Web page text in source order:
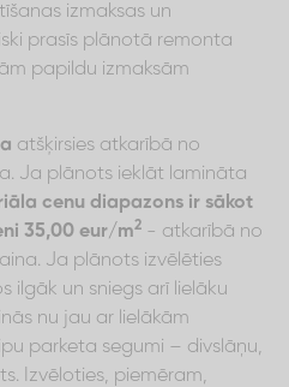
izmaksas un
prasīs plānotā remonta
papildu izmaksām
atšķirsies atkarībā no
Ja plānots ieklāt lamināta
cenu diapazons ir sākot
35,00 eur/m2 - atkarībā no
Ja plānots izvēlēties
ilgāk un sniegs arī lielāku
nu jau ar lielākām
parketa segumi – divslāņu,
Izvēloties, piemēram,